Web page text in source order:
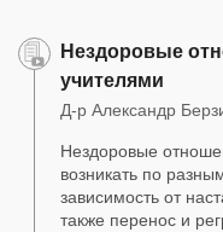
Нездоровые
учителями
Д-р Александр
Нездоровые
возникать по
зависимость от
также перенос и